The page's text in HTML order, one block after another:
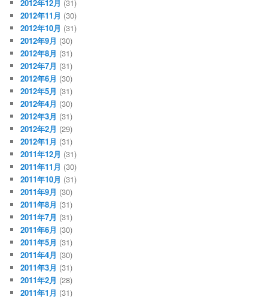
2012年12月 (31)
2012年11月 (30)
2012年10月 (31)
2012年9月 (30)
2012年8月 (31)
2012年7月 (31)
2012年6月 (30)
2012年5月 (31)
2012年4月 (30)
2012年3月 (31)
2012年2月 (29)
2012年1月 (31)
2011年12月 (31)
2011年11月 (30)
2011年10月 (31)
2011年9月 (30)
2011年8月 (31)
2011年7月 (31)
2011年6月 (30)
2011年5月 (31)
2011年4月 (30)
2011年3月 (31)
2011年2月 (28)
2011年1月 (31)